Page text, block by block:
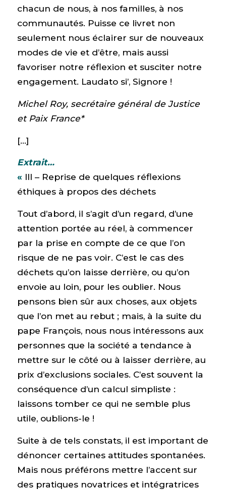
chacun de nous, à nos familles, à nos
communautés. Puisse ce livret non
seulement nous éclairer sur de nouveaux
modes de vie et d’être, mais aussi
favoriser notre réflexion et susciter notre
engagement. Laudato si’, Signore !
Michel Roy, secrétaire général de Justice
et Paix France*
[…]
Extrait…
« III – Reprise de quelques réflexions
éthiques à propos des déchets
Tout d’abord, il s’agit d’un regard, d’une
attention portée au réel, à commencer
par la prise en compte de ce que l’on
risque de ne pas voir. C’est le cas des
déchets qu’on laisse derrière, ou qu’on
envoie au loin, pour les oublier. Nous
pensons bien sûr aux choses, aux objets
que l’on met au rebut ; mais, à la suite du
pape François, nous nous intéressons aux
personnes que la société a tendance à
mettre sur le côté ou à laisser derrière, au
prix d’exclusions sociales. C’est souvent la
conséquence d’un calcul simpliste :
laissons tomber ce qui ne semble plus
utile, oublions-le !
Suite à de tels constats, il est important de
dénoncer certaines attitudes spontanées.
Mais nous préférons mettre l’accent sur
des pratiques novatrices et intégratrices